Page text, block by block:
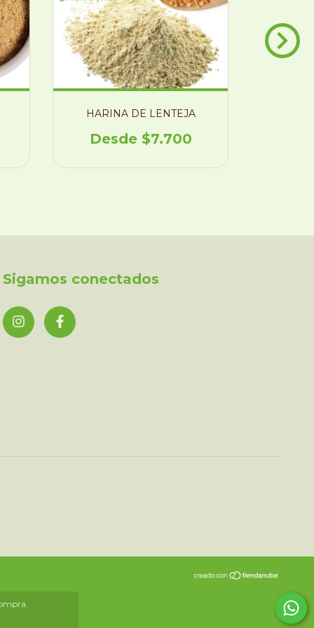
HARINA DE LENTEJA
$7.700
Sigamos conectados